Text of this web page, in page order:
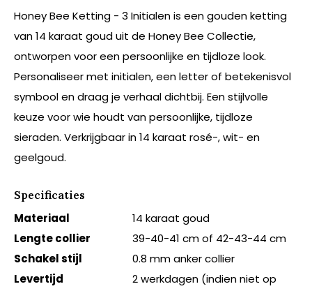
Honey Bee Ketting - 3 Initialen is een gouden ketting
van 14 karaat goud uit de Honey Bee Collectie,
ontworpen voor een persoonlijke en tijdloze look.
Personaliseer met initialen, een letter of betekenisvol
symbool en draag je verhaal dichtbij. Een stijlvolle
keuze voor wie houdt van persoonlijke, tijdloze
sieraden. Verkrijgbaar in 14 karaat rosé-, wit- en
geelgoud.
Specificaties
Materiaal
14 karaat goud
Lengte collier
39-40-41 cm of 42-43-44 cm
Schakel stijl
0.8 mm anker collier
Levertijd
2 werkdagen (indien niet op